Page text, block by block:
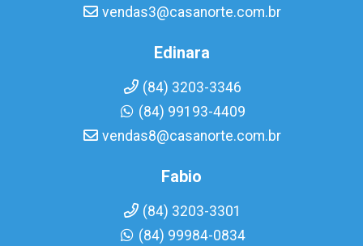
vendas3@casanorte.com.br
Edinara
(84) 3203-3346
(84) 99193-4409
vendas8@casanorte.com.br
Fabio
(84) 3203-3301
(84) 99984-0834